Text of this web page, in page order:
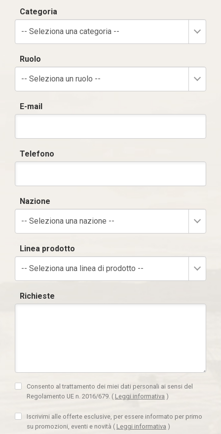
Categoria
-- Seleziona una categoria --
Ruolo
-- Seleziona un ruolo --
E-mail
Telefono
Nazione
-- Seleziona una nazione --
Linea prodotto
-- Seleziona una linea di prodotto --
Richieste
Consento al trattamento dei miei dati personali ai sensi del
Regolamento UE n. 2016/679. ( Leggi informativa )
Iscrivimi alle offerte esclusive, per essere informato per primo
su promozioni, eventi e novità ( Leggi informativa )